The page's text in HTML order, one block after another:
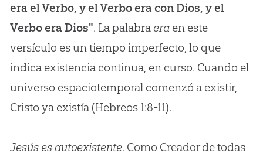
era el Verbo, y el Verbo era con Dios, y el
Verbo era Dios". La palabra eraen este
versículo es un tiempo imperfecto, lo que
indica existencia continua, en curso. Cuando el
universo espaciotemporal comenzó a existir,
Cristo ya existía (Hebreos 1:8-11).
Jesús es autoexistente. Como Creador de todas